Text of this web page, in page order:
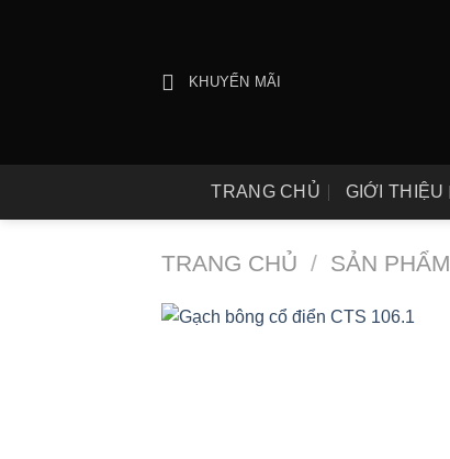
KHUYẾN MÃI
TRANG CHỦ GIỚI THIỆU
TRANG CHỦ / SẢN PHẨM